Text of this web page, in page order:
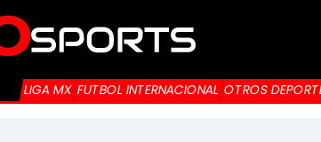
LIGA MX FUTBOL INTERNACIONAL OTROS